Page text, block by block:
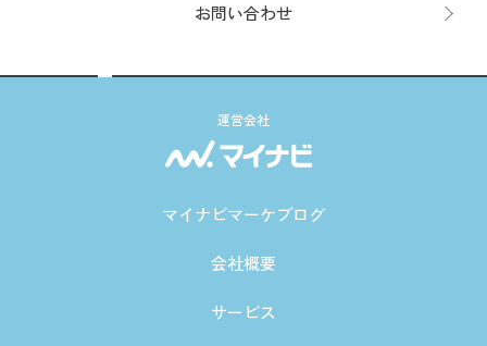
お問い合わせ
運営会社
マイナビマーケブログ
会社概要
サービス